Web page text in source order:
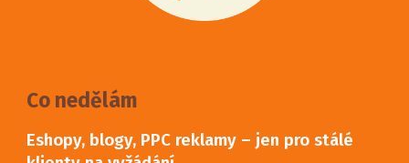
Co nedělám
Eshopy, blogy, PPC reklamy – jen pro stálé